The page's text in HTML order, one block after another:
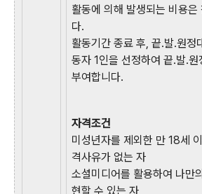
활동에 의해 발생되는 비용은
다.
활동기간 종료 후, 끝.발.원정
동자 1인을 선정하여 끝.발.
부여합니다.
자격조건
미성년자를 제외한 만 18세
격사유가 없는 자
소셜미디어를 활용하여 나만
현할 수 있는 자